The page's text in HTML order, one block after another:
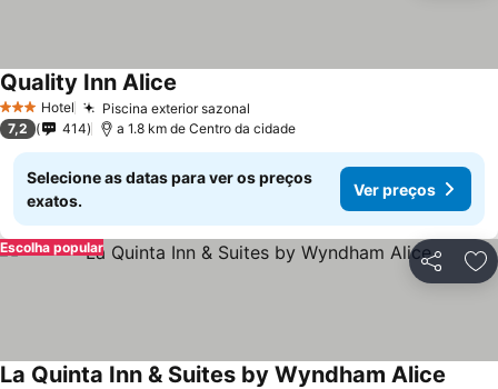
3 EstrelasHotel Piscina exterior sazonal
Quality Inn Alice
7,2 414 a 1.8 km de Centro da cidade
Selecione as datas para ver os preços
exatos.
Ver preços
Partilhar
Escolha popular
La Quinta Inn & Suites by Wyndham Alice